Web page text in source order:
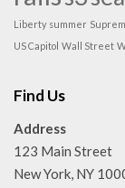
Liberty summer
US Capitol Wall Street
Find Us
Address
123 Main Street
New York, NY